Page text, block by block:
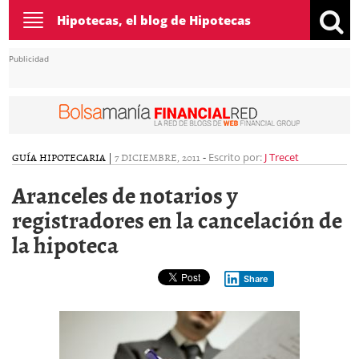
Toggle
navigation
Hipotecas, el blog de Hipotecas
Publicidad
GUÍA HIPOTECARIA | 7 DICIEMBRE, 2011 - Escrito por: J Trecet
Aranceles de notarios y
registradores en la cancelación de
la hipoteca
Share